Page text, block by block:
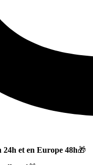
et en Europe 48h🎁